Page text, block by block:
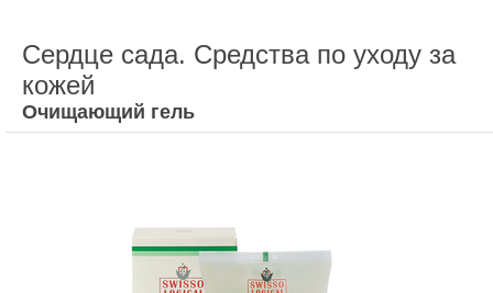
Сердце сада. Средства по уходу за
кожей
Очищающий гель